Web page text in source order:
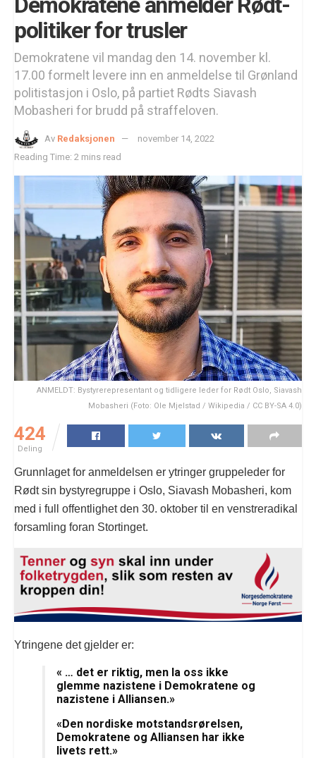
politiker for trusler
Demokratene vil mandag den 14. november kl.
17.00 formelt levere inn en anmeldelse til Grønland
politistasjon i Oslo, på partiet Rødts Siavash
Mobasheri for brudd på straffeloven.
Av Redaksjonen
november 14, 2022
Reading Time: 2 mins read
ANMELDT: Bystyrerepresentant og tidligere leder for Rødt Oslo, Siavash
Mobasheri (Foto: Ole Mjelstad / Wikipedia / CC BY-SA 4.0)
424
Deling
Grunnlaget for anmeldelsen er ytringer gruppeleder for
Rødt sin bystyregruppe i Oslo, Siavash Mobasheri, kom
med i full offentlighet den 30. oktober til en venstreradikal
forsamling foran Stortinget.
Ytringene det gjelder er:
« … det er riktig, men la oss ikke
glemme nazistene i Demokratene og
nazistene i Alliansen.»
«Den nordiske motstandsrørelsen,
Demokratene og Alliansen har ikke
livets rett.»